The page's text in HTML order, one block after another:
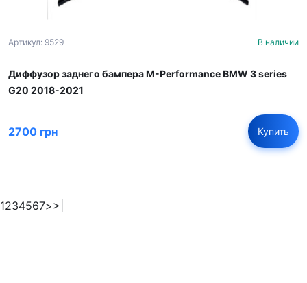
Артикул: 9529 В наличии
Диффузор заднего бампера M-Performance BMW 3 series
G20 2018-2021
2700 грн Купить
1234567>>|